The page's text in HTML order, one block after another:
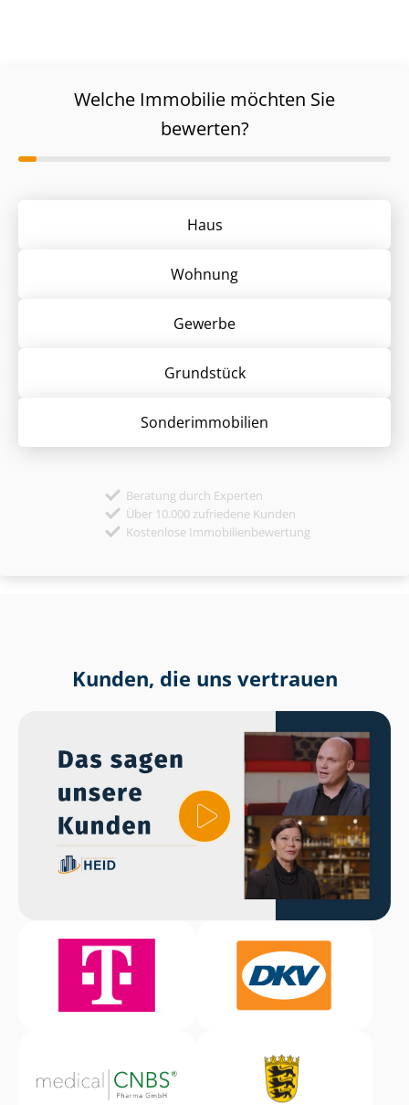
Welche Immobilie möchten Sie
bewerten?
Haus
Wohnung
Gewerbe
Grund­stück
Sonder­immobilien
Beratung durch Experten
Über 10.000 zufriedene Kunden
Kostenlose Immobilienbewertung
Kunden, die uns vertrauen